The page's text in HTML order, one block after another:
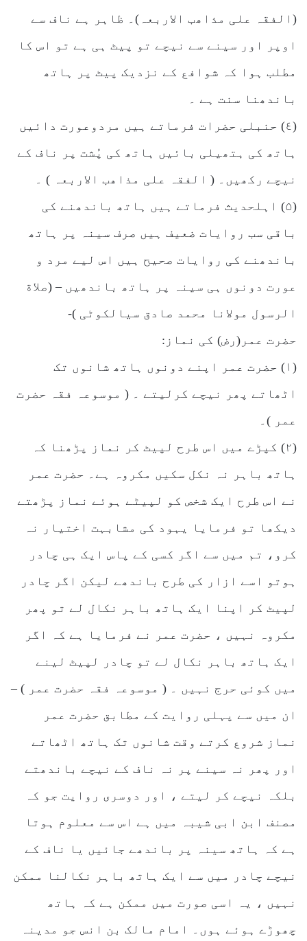
(الفقہ علی مذاھب الاربعہ)۔ ظاہر ہے ناف سے
اوپر اور سینے سے نیچے تو پیٹ ہی ہے تو اس کا
مطلب ہوا کہ شوافع کے نزدیک پیٹ پر ہاتھ
باندھنا سنت ہے ۔
(٤) حنبلی حضرات فرماتے ہیں مردوعورت دائیں
ہاتھ کی ہتھیلی بائیں ہاتھ کی پُشت پر ناف کے
نیچے رکھیں۔ ( الفقہ علی مذاھب الاربعہ ) ۔
(۵) اہلحدیث فرماتے ہیں ہاتھ باندھنے کی
باقی سب روایات ضعیف ہیں صرف سینہ پر ہاتھ
باندھنے کی روایات صحیح ہیں اس لیے مرد و
عورت دونوں ہی سینہ پر ہاتھ باندھیں – (صلاة
الرسول مولانا محمد صادق سیالکوٹی )-
حضرت عمر(رض) کی نماز:
(۱) حضرت عمر اپنے دونوں ہاتھ شانوں تک
اٹھاتے پھر نیچے کرلیتے ۔ ( موسوعہ فقہ حضرت
عمر )۔
(۲) کپڑے میں اس طرح لپیٹ کر نماز پڑھنا کہ
ہاتھ باہر نہ نکل سکیں مکروہ ہے۔ حضرت عمر
نے اس طرح ایک شخص کو لپیٹے ہوئے نماز پڑھتے
دیکھا تو فرمایا یہود کی مشابہت اختیار نہ
کرو، تم میں سے اگر کسی کے پاس ایک ہی چادر
ہوتو اسے ازار کی طرح باندھے لیکن اگر چادر
لپیٹ کر اپنا ایک ہاتھ باہر نکال لے تو پھر
مکروہ نہیں ، حضرت عمر نے فرمایا ہے کہ اگر
ایک ہاتھ باہر نکال لے تو چادر لپیٹ لینے
میں کوئی حرج نہیں ۔ ( موسوعہ فقہ حضرت عمر ) –
ان میں سے پہلی روایت کے مطابق حضرت عمر
نماز شروع کرتے وقت شانوں تک ہاتھ اٹھاتے
اور پھر نہ سینے پر نہ ناف کے نیچے باندھتے
بلکہ نیچے کر لیتے ، اور دوسری روایت جو کہ
مصنف ابن ابی شیبہ میں ہے اس سے معلوم ہوتا
ہے کہ ہاتھ سینہ پر باندھے جائیں یا ناف کے
نیچے چادر میں سے ایک ہاتھ باہر نکالنا ممکن
نہیں ، یہ اسی صورت میں ممکن ہے کہ ہاتھ
چھوڑے ہوئے ہوں۔ امام مالک بن انس جو مدینہ